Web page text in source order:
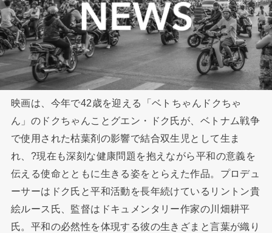
映画は、今年で42歳を迎える「ベトちゃんドクちゃ
ん」のドクちゃんことグエン・ドク氏が、ベトナム戦争
で使用された枯葉剤の影響で結合双生児として生ま
れ、?現在も深刻な健康問題を抱えながら平和の意義を
伝える使命とともに生きる姿をとらえた作品。プロデュ
ーサーはドク氏と平和活動を長年続けているリントン貴
絵ルース氏、監督はドキュメンタリー作家の川畑耕平
氏。平和の必然性を体現する彼の生きざまと言葉が織り